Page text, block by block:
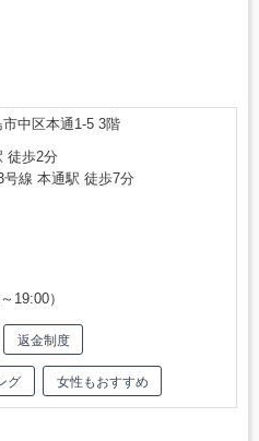
中区本通1-5 3階
徒歩2分
線 本通駅 徒歩7分
19:00）
返金制度
グ 女性もおすすめ